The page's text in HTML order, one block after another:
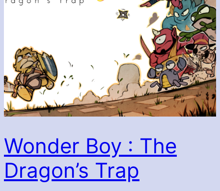
Wonder Boy : The
Dragon’s Trap